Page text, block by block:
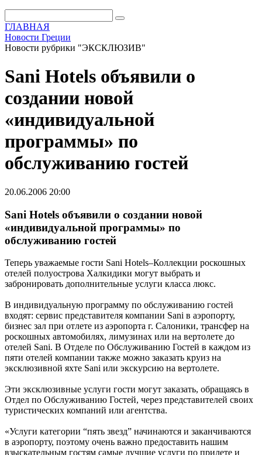
ГЛАВНАЯ
Новости Греции
Новости рубрики "ЭКСКЛЮЗИВ"
Sani Hotels объявили о
создании новой
«индивидуальной
программы» по
обслуживанию гостей
20.06.2006 20:00
Sani Hotels объявили о создании новой
«индивидуальной программы» по
обслуживанию гостей
Теперь уважаемые гости Sani Hotels–Коллекции роскошных
отелей полуострова Халкидики могут выбрать и
забронировать дополнительные услуги класса люкс.
В индивидуальную программу по обслуживанию гостей
входят: сервис представителя компании Sani в аэропорту,
бизнес зал при отлете из аэропорта г. Салоники, трансфер на
роскошных автомобилях, лимузинах или на вертолете до
отелей Sani. В Отделе по Обслуживанию Гостей в каждом из
пяти отелей компании также можно заказать круиз на
эксклюзивной яхте Sani или экскурсию на вертолете.
Эти эксклюзивные услуги гости могут заказать, обращаясь в
Отдел по Обслуживанию Гостей, через представителей своих
туристических компаний или агентства.
«Услуги категории “пять звезд” начинаются и заканчиваются
в аэропорту, поэтому очень важно предоставить нашим
взыскательным гостям самые лучшие услуги по прилете и